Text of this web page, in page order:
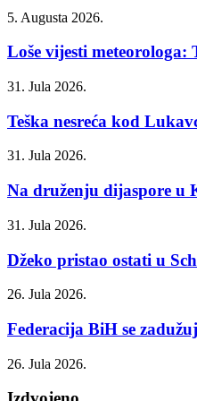
5. Augusta 2026.
Loše vijesti meteorologa:
31. Jula 2026.
Teška nesreća kod
31. Jula 2026.
Na druženju dijaspore u
31. Jula 2026.
Džeko pristao ostati u
26. Jula 2026.
Federacija BiH se
26. Jula 2026.